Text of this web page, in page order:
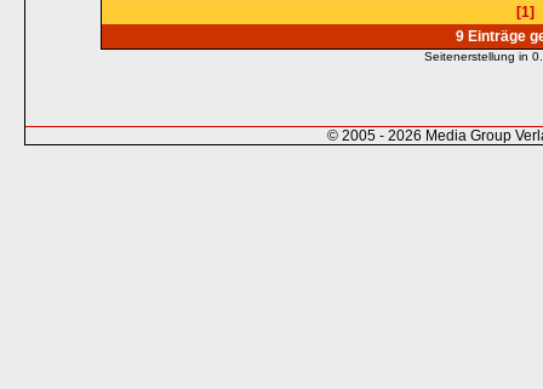
[1]
9 Einträge
Seitenerstellung in
© 2005 - 2026 Media Group